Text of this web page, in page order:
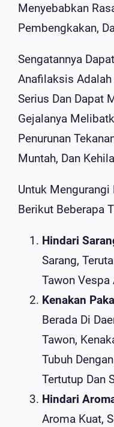
Menyebabkan
Pembengkakan,
Sengatannya
Anafilaksis
Serius Dan Dapat
Gejalanya
Penurunan
Muntah, Dan
Untuk Mengurangi
Berikut Beberapa
Hindari
Sarang,
Tawon
Kenakan
Berada Di
Tawon,
Tubuh
Tertutup Dan
Hindari
Aroma Kuat,